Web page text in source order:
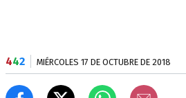
442 MIÉRCOLES 17 DE OCTUBRE DE 2018